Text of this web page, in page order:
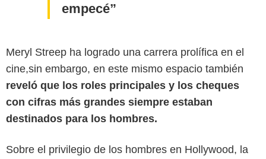
empecé
Meryl Streep ha logrado una carrera prolífica en el
cine,sin embargo, en este mismo espacio también
reveló que los roles principales y los cheques
con cifras más grandes siempre estaban
destinados para los hombres.
Sobre el privilegio de los hombres en Hollywood, la
Getty